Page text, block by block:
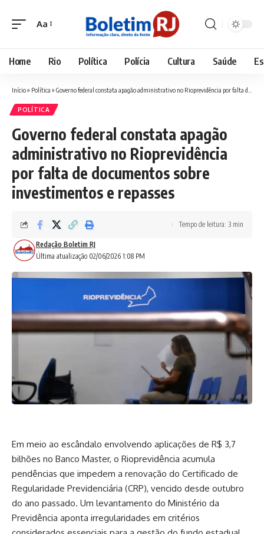
Font
Aa
Home Rio Política Polícia Cultura Saúde
Início» Política » Governo federal constata apagão administrativo no Rioprevidência por falta de documentos sobre investimentos e repasses
POLÍTICA
Governo federal constata apagão
administrativo no Rioprevidência
por falta de documentos sobre
investimentos e repasses
Última atualização 02/06/2026 1:08 PM
Redação Boletim RJ
Tempo de leitura: 3 min
Em meio ao escândalo envolvendo aplicações de R$ 3,7
bilhões no Banco Master, o Rioprevidência acumula
pendências que impedem a renovação do Certificado de
Regularidade Previdenciária (CRP), vencido desde outubro
do ano passado. Um levantamento do Ministério da
Previdência aponta irregularidades em critérios